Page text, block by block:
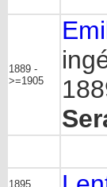
1889 -
>=1905
1895